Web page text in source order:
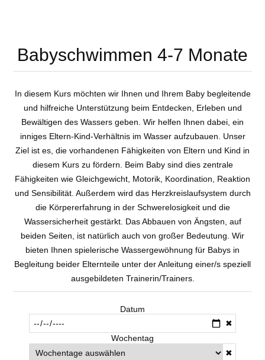
Babyschwimmen 4-7 Monate
In diesem Kurs möchten wir Ihnen und Ihrem Baby begleitende
und hilfreiche Unterstützung beim Entdecken, Erleben und
Bewältigen des Wassers geben. Wir helfen Ihnen dabei, ein
inniges Eltern-Kind-Verhältnis im Wasser aufzubauen. Unser
Ziel ist es, die vorhandenen Fähigkeiten von Eltern und Kind in
diesem Kurs zu fördern. Beim Baby sind dies zentrale
Fähigkeiten wie Gleichgewicht, Motorik, Koordination, Reaktion
und Sensibilität. Außerdem wird das Herzkreislaufsystem durch
die Körpererfahrung in der Schwerelosigkeit und die
Wassersicherheit gestärkt. Das Abbauen von Ängsten, auf
beiden Seiten, ist natürlich auch von großer Bedeutung. Wir
bieten Ihnen spielerische Wassergewöhnung für Babys in
Begleitung beider Elternteile unter der Anleitung einer/s speziell
ausgebildeten Trainerin/Trainers.
Datum
✖
Wochentag
✖